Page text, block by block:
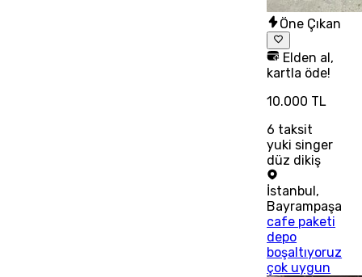
Öne Çıkan
Elden al,
kartla öde!
10.000 TL
6 taksit
yuki singer
düz dikiş
İstanbul ,
Bayrampaşa
cafe paketi
depo
boşaltıyoruz
çok uygun